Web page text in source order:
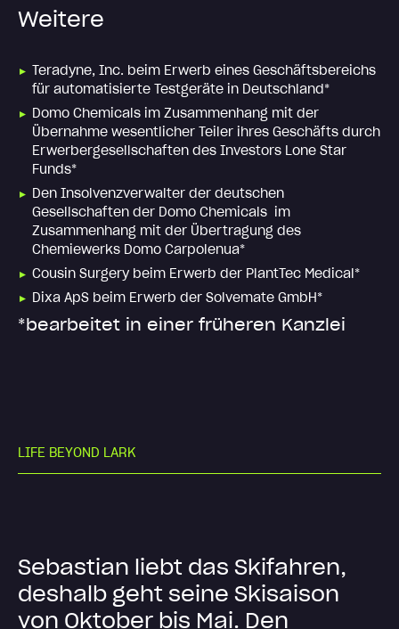
Weitere
Teradyne, Inc. beim Erwerb eines Geschäftsbereichs
für automatisierte Testgeräte in Deutschland*
Domo Chemicals im Zusammenhang mit der
Übernahme wesentlicher Teiler ihres Geschäfts durch
Erwerbergesellschaften des Investors Lone Star
Funds*
Den Insolvenzverwalter der deutschen
Gesellschaften der Domo Chemicals im
Zusammenhang mit der Übertragung des
Chemiewerks Domo Carpolenua*
Cousin Surgery beim Erwerb der PlantTec Medical*
Dixa ApS beim Erwerb der Solvemate GmbH*
*bearbeitet in einer früheren Kanzlei
L IFE BEYOND L ARK
Sebastian liebt das Skifahren,
deshalb geht seine Skisaison
von Oktober bis Mai. Den